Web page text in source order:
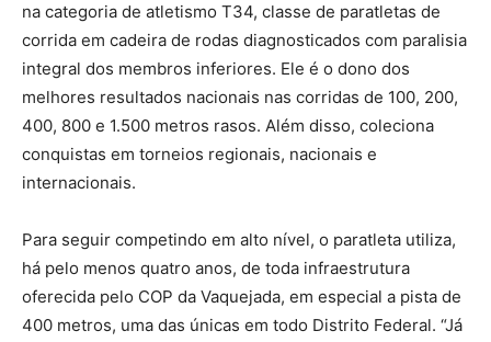
na categoria de atletismo T34, classe de paratletas de
corrida em cadeira de rodas diagnosticados com paralisia
integral dos membros inferiores. Ele é o dono dos
melhores resultados nacionais nas corridas de 100, 200,
400, 800 e 1.500 metros rasos. Além disso, coleciona
conquistas em torneios regionais, nacionais e
internacionais.
Para seguir competindo em alto nível, o paratleta utiliza,
há pelo menos quatro anos, de toda infraestrutura
oferecida pelo COP da Vaquejada, em especial a pista de
400 metros, uma das únicas em todo Distrito Federal. “Já